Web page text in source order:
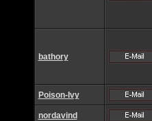
bathory
Poison-Ivy
nordavind